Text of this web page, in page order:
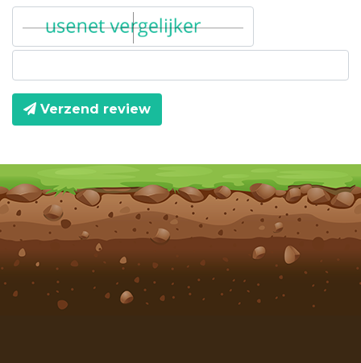
Verzend review